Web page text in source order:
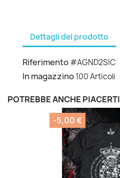
Dettagli del prodotto
Riferimento#AGND2SIC
In magazzino100 Articoli
POTREBBE ANCHE PIACERTI
-5,00 €